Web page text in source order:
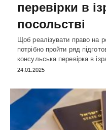
перевірки в
посольстві
Щоб реалізувати право на
потрібно пройти ряд
консульська перевірка в
24.01.2025